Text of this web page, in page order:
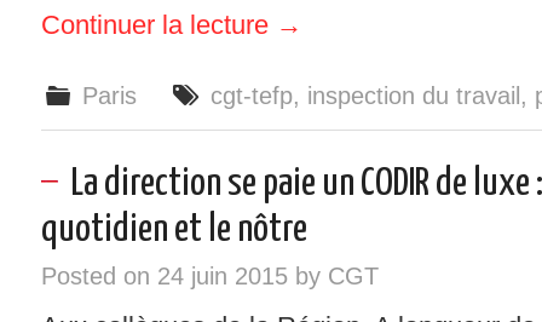
Continuer la lecture →
Paris cgt-tefp, inspection du travail ,
La direction se paie un CODIR de luxe
quotidien et le nôtre
Posted on 24 juin 2015by CGT